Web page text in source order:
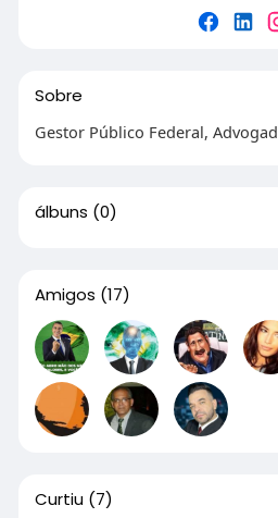
Sobre
Gestor Público Federal,
álbuns (0)
Amigos (17)
Curtiu (7)